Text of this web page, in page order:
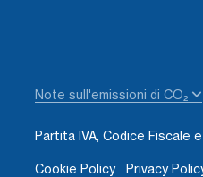
Note sull'emissioni di CO₂
Partita IVA, Codice Fiscale
Cookie Policy Privacy